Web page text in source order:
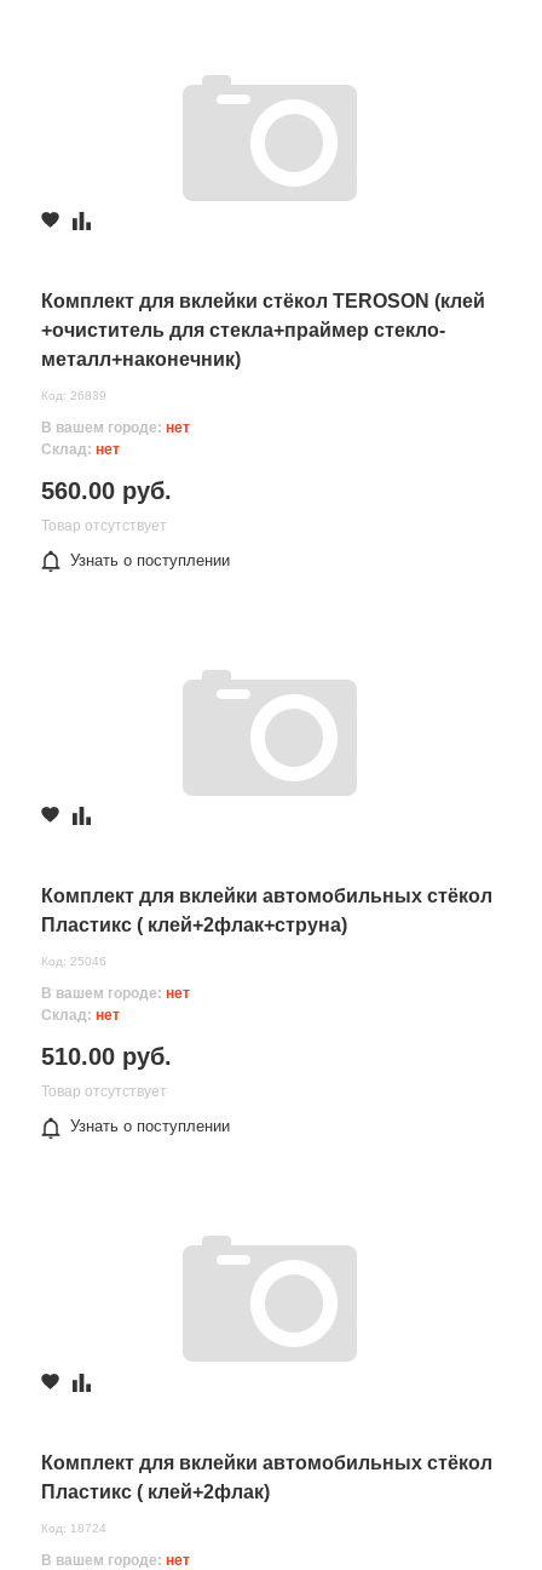
Комплект для вклейки стёкол TEROSON (клей
+очиститель для стекла+праймер стекло-
металл+наконечник)
Код: 26839
В вашем городе: нет
Склад: нет
560.00 руб.
Товар отсутствует
Узнать о поступлении
Комплект для вклейки автомобильных стёкол
Пластикс ( клей+2флак+струна)
Код: 25046
В вашем городе: нет
Склад: нет
510.00 руб.
Товар отсутствует
Узнать о поступлении
Комплект для вклейки автомобильных стёкол
Пластикс ( клей+2флак)
Код: 18724
В вашем городе: нет